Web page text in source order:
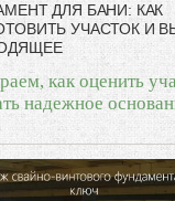
ДЛЯ БАНИ: КАК
УЧАСТОК И
как оценить
надежное